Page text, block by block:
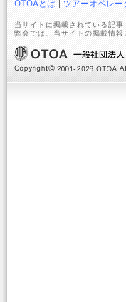
OTOAとは ツアーオペレー
当サイトに掲載されている記
弊会では、当サイトの掲載情